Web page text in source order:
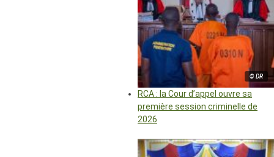
© DR
RCA : la Cour d’appel ouvre sa
première session criminelle de
2026